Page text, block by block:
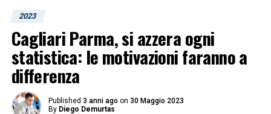
2023
Cagliari Parma, si azzera ogni
statistica: le motivazioni faranno a
differenza
Published 3 anni ago on 30 Maggio 2023
By Diego Demurtas